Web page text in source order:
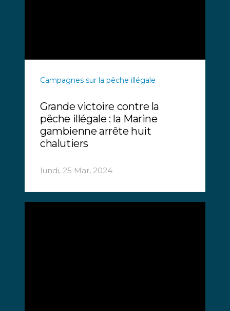
Campagnes sur la pêche illégale
Grande victoire contre la
pêche illégale : la Marine
gambienne arrête huit
chalutiers
lundi, 25 Mar, 2024